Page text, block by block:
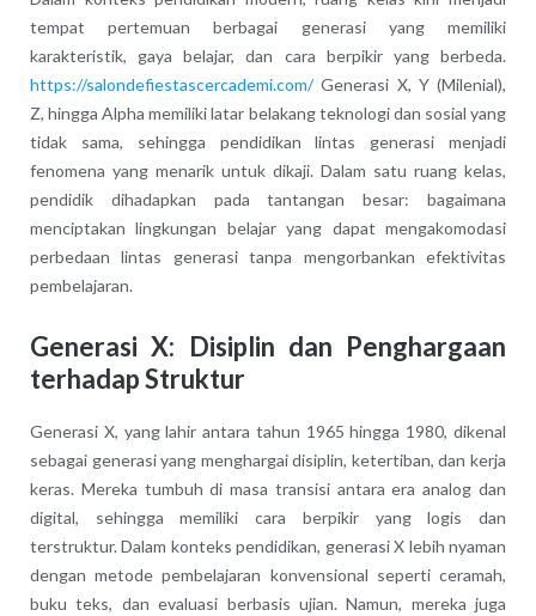
tempat pertemuan berbagai generasi yang memiliki
karakteristik, gaya belajar, dan cara berpikir yang berbeda.
https://salondefiestascercademi.com/Generasi X, Y (Milenial),
Z, hingga Alpha memiliki latar belakang teknologi dan sosial yang
tidak sama, sehingga pendidikan lintas generasi menjadi
fenomena yang menarik untuk dikaji. Dalam satu ruang kelas,
pendidik dihadapkan pada tantangan besar: bagaimana
menciptakan lingkungan belajar yang dapat mengakomodasi
perbedaan lintas generasi tanpa mengorbankan efektivitas
pembelajaran.
Generasi X: Disiplin dan Penghargaan
terhadap Struktur
Generasi X, yang lahir antara tahun 1965 hingga 1980, dikenal
sebagai generasi yang menghargai disiplin, ketertiban, dan kerja
keras. Mereka tumbuh di masa transisi antara era analog dan
digital, sehingga memiliki cara berpikir yang logis dan
terstruktur. Dalam konteks pendidikan, generasi X lebih nyaman
dengan metode pembelajaran konvensional seperti ceramah,
buku teks, dan evaluasi berbasis ujian. Namun, mereka juga